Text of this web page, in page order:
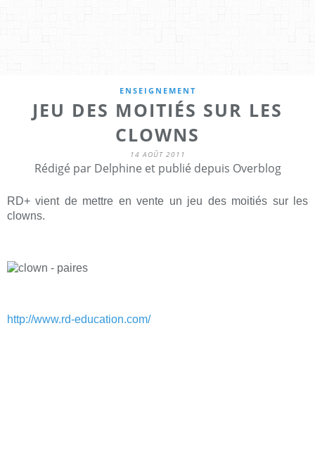
ENSEIGNEMENT
JEU DES MOITIÉS SUR LES
CLOWNS
14 AOÛT 2011
Rédigé par Delphine et publié depuis Overblog
RD+ vient de mettre en vente un jeu des moitiés sur les
clowns.
http://www.rd-education.com/